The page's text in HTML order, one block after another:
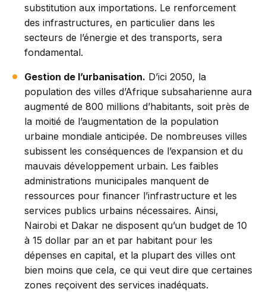
substitution aux importations. Le renforcement
des infrastructures, en particulier dans les
secteurs de l’énergie et des transports, sera
fondamental.
Gestion de l’urbanisation. D’ici 2050, la
population des villes d’Afrique subsaharienne aura
augmenté de 800 millions d’habitants, soit près de
la moitié de l’augmentation de la population
urbaine mondiale anticipée. De nombreuses villes
subissent les conséquences de l’expansion et du
mauvais développement urbain. Les faibles
administrations municipales manquent de
ressources pour financer l’infrastructure et les
services publics urbains nécessaires. Ainsi,
Nairobi et Dakar ne disposent qu’un budget de 10
à 15 dollar par an et par habitant pour les
dépenses en capital, et la plupart des villes ont
bien moins que cela, ce qui veut dire que certaines
zones reçoivent des services inadéquats.